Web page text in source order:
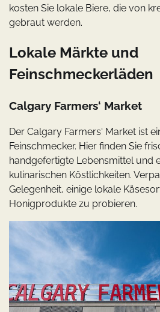
kosten Sie lokale Biere, die von
gebraut werden.
Lokale Märkte und
Feinschmeckerläden
Calgary Farmers‘ Market
Der Calgary Farmers‘ Market ist
Feinschmecker. Hier finden Sie
handgefertigte Lebensmittel und
kulinarischen Köstlichkeiten.
Gelegenheit, einige lokale
Honigprodukte zu probieren.